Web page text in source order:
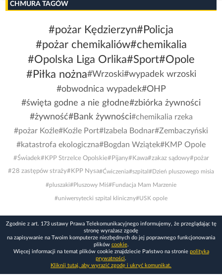
CHMURA TAGÓW
#pożar Kędzierzyn#Policja
#pożar chemikaliów#chemikalia
#Opolska Liga Orlika#Sport#Opole
#Piłka nożna#Wrzoski#wypadek wrzoski
#obwodnica wypadek#OHP
#święta godne a nie głodne#zbiórka żywności
#żywność#Bank żywności#chemikalia rzeka
#pożar Koźle#Koźle Port#Izabela Bodnar#Zembaczyński
#katastrofa ekologiczna#Bogdan Wziątek#KMP Opole
#Świadek#KPP Strzelce Opolskie#Pijany#Kawa#zakaz sądowy#pożar
#28 zastępów straży#KPP Nysa#Ćwiczenia#szpital #Dzień pluszowego misia
#pluszaki#Pluszowy Miś#Fundacja Mam Marzenie
#uniwersytecki szpital kliniczny#USK opole
Zgodnie z art. 173 ustawy Prawa Telekomunikacyjnego informujemy, że przeglądając tę
stronę wyrażasz zgodę
na zapisywanie na Twoim komputerze niezbędnych do jej poprawnego funkcjonowania
plików cookie.
Więcej informacji na temat plików cookie znajdziecie Państwo na stronie polityka
prywatności.
Kliknij tutaj, aby wyrazić zgodę i ukryć komunikat.